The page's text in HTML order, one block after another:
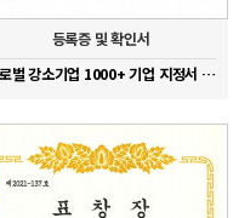
등록증 및 확인서
글로벌 강소기업 1000+ 기업 지정서